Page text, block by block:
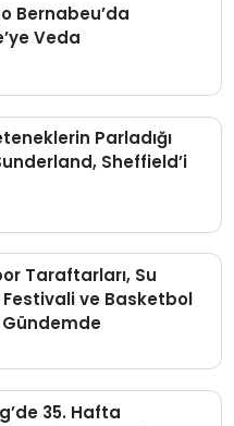
Bernabeu’da
Veda
Parladığı
Sheffield’i
Taraftarları, Su
Festivali ve Basketbol
Gündemde
35. Hafta